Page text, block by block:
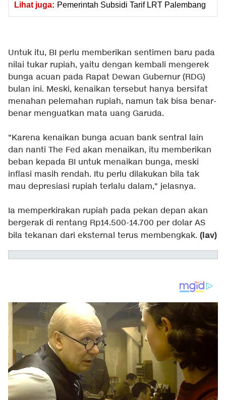
Lihat juga: Pemerintah Subsidi Tarif LRT Palembang
Untuk itu, BI perlu memberikan sentimen baru pada
nilai tukar rupiah, yaitu dengan kembali mengerek
bunga acuan pada Rapat Dewan Gubernur (RDG)
bulan ini. Meski, kenaikan tersebut hanya bersifat
menahan pelemahan rupiah, namun tak bisa benar-
benar menguatkan mata uang Garuda.
"Karena kenaikan bunga acuan bank sentral lain
dan nanti The Fed akan menaikan, itu memberikan
beban kepada BI untuk menaikan bunga, meski
inflasi masih rendah. Itu perlu dilakukan bila tak
mau depresiasi rupiah terlalu dalam," jelasnya.
Ia memperkirakan rupiah pada pekan depan akan
bergerak di rentang Rp14.500-14.700 per dolar AS
bila tekanan dari eksternal terus membengkak. (lav)